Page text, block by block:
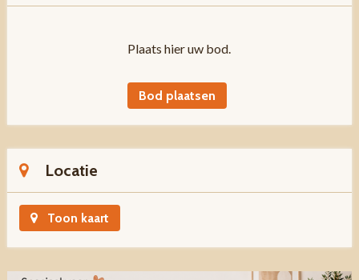
Plaats hier uw bod.
Bod plaatsen
Locatie
Toon kaart